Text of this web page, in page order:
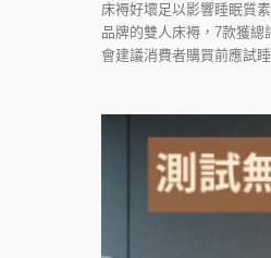
床褥好壞足以影響睡眠質
品牌的雙人床褥，7款獲
會建議消費者購買前應試